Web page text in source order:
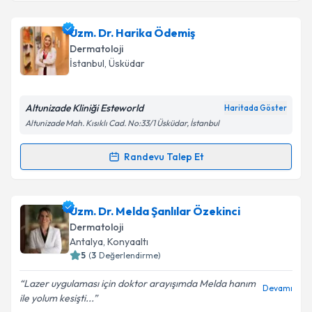
Prof. Dr. Arzu Ataseveniçin randevu takvimi talebi
oluşturun. Size bu uzmandan randevu almanız için bir
takvim hazırlandığında e-posta ile bilgilendireceğiz.
Kişisel verilerimin işlenmesine ilişkin
Metni'ni okudum ve kişisel verilerimin belirtilen
Takvim Talebini Gönder
Uzm. Dr. Harika Ödemiş
Dermatoloji
İstanbul, Üsküdar
Altunizade Kliniği Esteworld Haritada Göster
Altunizade Mah. Kısıklı Cad. No:33/1 Üsküdar, İstanbul
Randevu Talep Et
Randevu Takvimi Talebi
Uzm. Dr. Harika Ödemişiçin randevu takvimi talebi
oluşturun. Size bu uzmandan randevu almanız için bir
takvim hazırlandığında e-posta ile bilgilendireceğiz.
Uzm. Dr. Melda Şanlılar Özekinci
Dermatoloji
Antalya, Konyaaltı
5 (3 Değerlendirme)
Lazer uygulaması için doktor arayışımda Melda hanım
ile yolum kesişti...
Devamı